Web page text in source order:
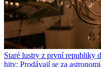
Staré lustry z první republiky
hity: Prodávají se za